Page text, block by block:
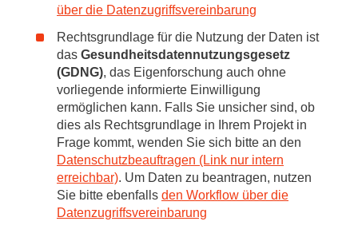
über die Datenzugriffsvereinbarung
Rechtsgrundlage für die Nutzung der Daten ist
das Gesundheitsdatennutzungsgesetz
(GDNG), das Eigenforschung auch ohne
vorliegende informierte Einwilligung
ermöglichen kann. Falls Sie unsicher sind, ob
dies als Rechtsgrundlage in Ihrem Projekt in
Frage kommt, wenden Sie sich bitte an den
Datenschutzbeauftragen (Link nur intern
erreichbar). Um Daten zu beantragen, nutzen
Sie bitte ebenfalls den Workflow über die
Datenzugriffsvereinbarung